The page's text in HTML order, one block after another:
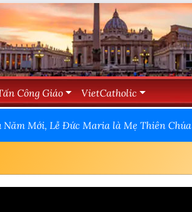
Công Giáo VietCatholic
Mới, Lễ Đức Maria là Mẹ Thiên Chúa